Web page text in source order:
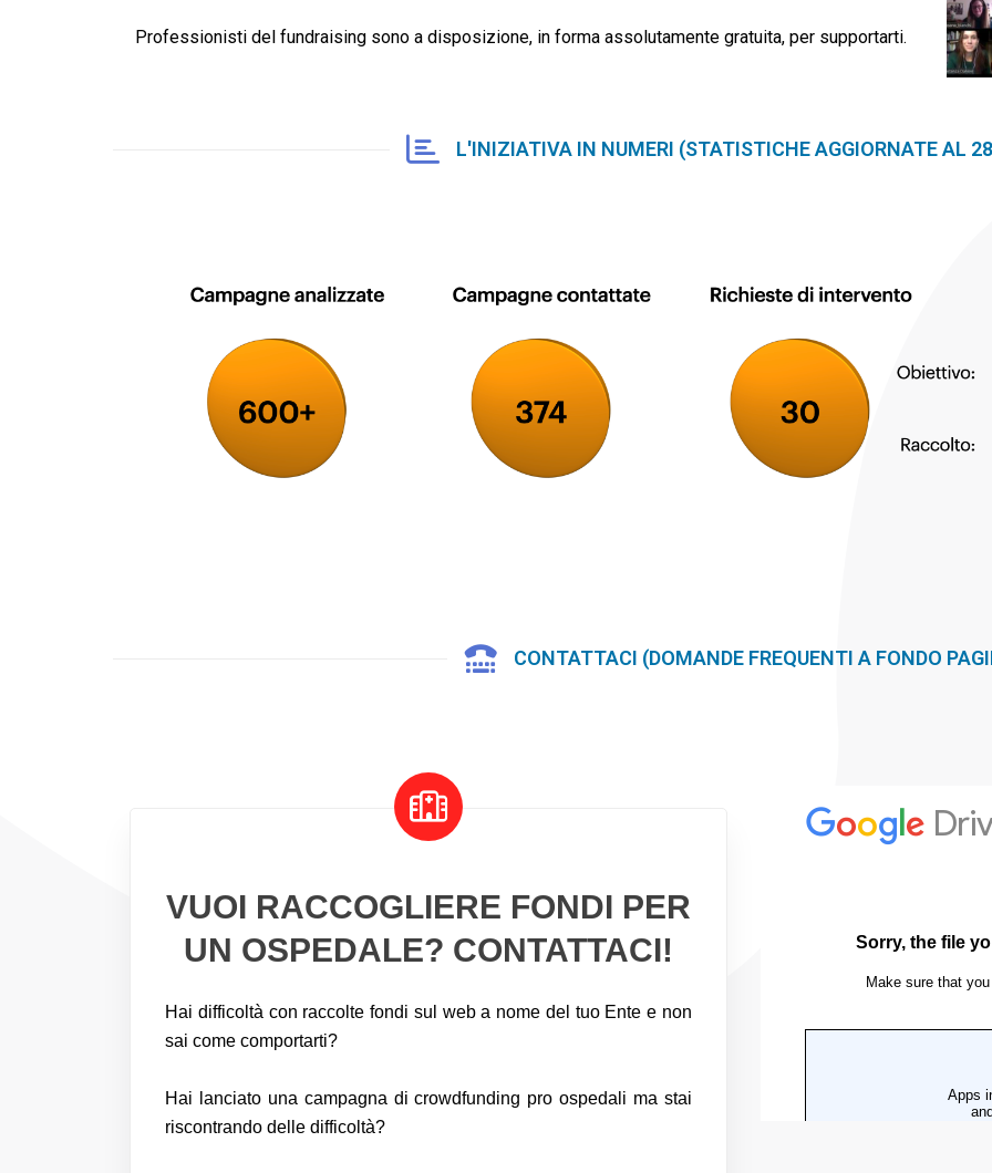
Professionisti del fundraising sono a disposizione, in forma assolutamente gratuita, per supportarti.
L'INIZIATIVA IN NUMERI (STATISTICHE AGGIORNATE AL
CONTATTACI (DOMANDE FREQUENTI A FONDO
VUOI RACCOGLIERE FONDI PER
UN OSPEDALE? CONTATTACI!
Hai difficoltà con raccolte fondi sul web a nome del tuo Ente e non
sai come comportarti?
Hai lanciato una campagna di crowdfunding pro ospedali ma stai
riscontrando delle difficoltà?